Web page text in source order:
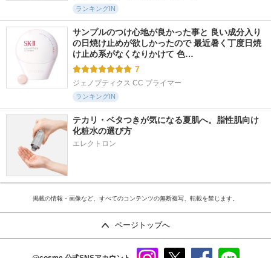
ランキングIN
サンプルのつけ心地が良かった事と 良い成分入り
の日焼け止めが欲しかったので 最近暑く丁度日焼
け止め系がなくなりかけて 色…
7
ジェノプティクス CC プライマー
ランキングIN
テカリ・ベタつきが気になる夏肌へ。脂性肌向け
化粧水の選び方
エレクトロン
掲載の情報・画像など、すべてのコンテンツの無断複写、転載を禁じます。
ページトップへ